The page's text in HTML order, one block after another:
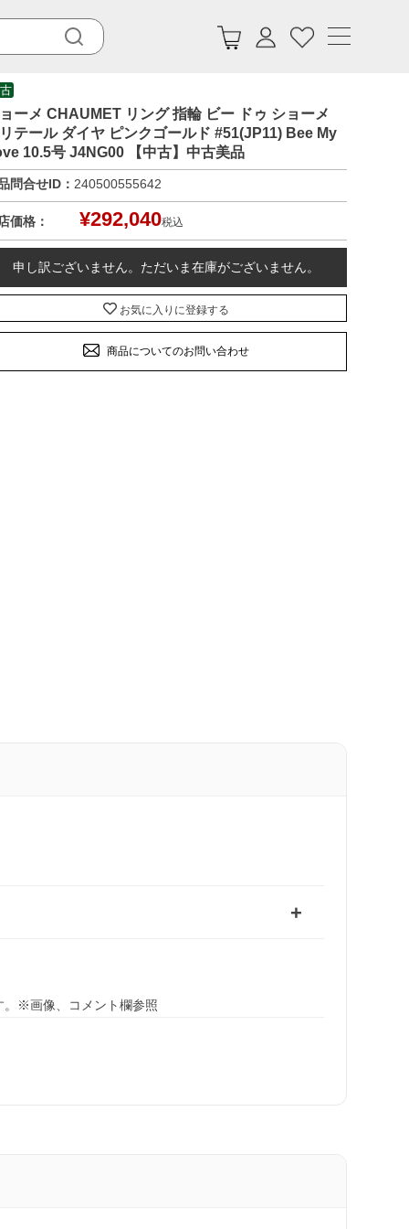
ーメ CHAUMET リング 指輪 ビー ドゥ ショーメ
テール ダイヤ ピンクゴールド #51(JP11) Bee My
10.5号 J4NG00 【中古】中古美品
問合せID： 240500555642
価格： ¥292,040税込
申し訳ございません。ただいま在庫がございません。
お気に入りに登録する
商品についてのお問い合わせ
。※画像、コメント欄参照